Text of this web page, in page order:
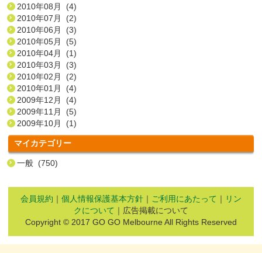
2010年08月 (4)
2010年07月 (2)
2010年06月 (3)
2010年05月 (5)
2010年04月 (1)
2010年03月 (3)
2010年02月 (2)
2010年01月 (4)
2009年12月 (4)
2009年11月 (5)
2009年10月 (1)
マイカテゴリー
一般 (750)
会員規約 ｜ 個人情報保護基本方針 ｜ ご利用にあたって ｜ リン
クについて ｜広告掲載について
Copyright © 2017 GO GO Melbourne All Rights Reserved